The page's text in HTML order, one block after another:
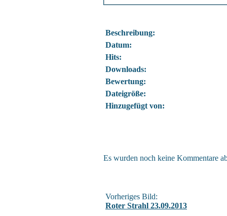
Beschreibung:
Datum:
Hits:
Downloads:
Bewertung:
Dateigröße:
Hinzugefügt von:
Es wurden noch keine Kommentare
Vorheriges Bild:
Roter Strahl 23.09.2013